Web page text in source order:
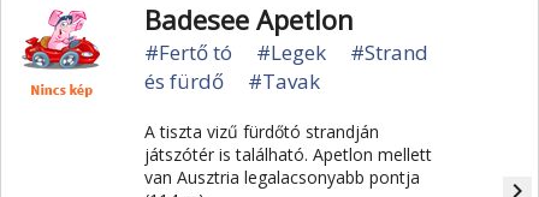
Badesee Apetlon
#Fertő tó #Legek
#Strand
és fürdő
#Tavak
A tiszta vizű fürdőtó strandján
játszótér is található. Apetlon mellett
van Ausztria legalacsonyabb pontja
navigate_next